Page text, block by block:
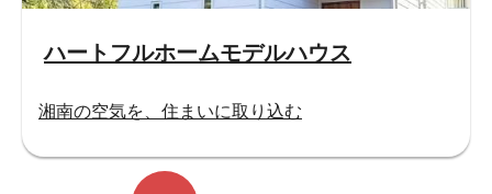
ハートフルホームモデルハウス
湘南の空気を、住まいに取り込む